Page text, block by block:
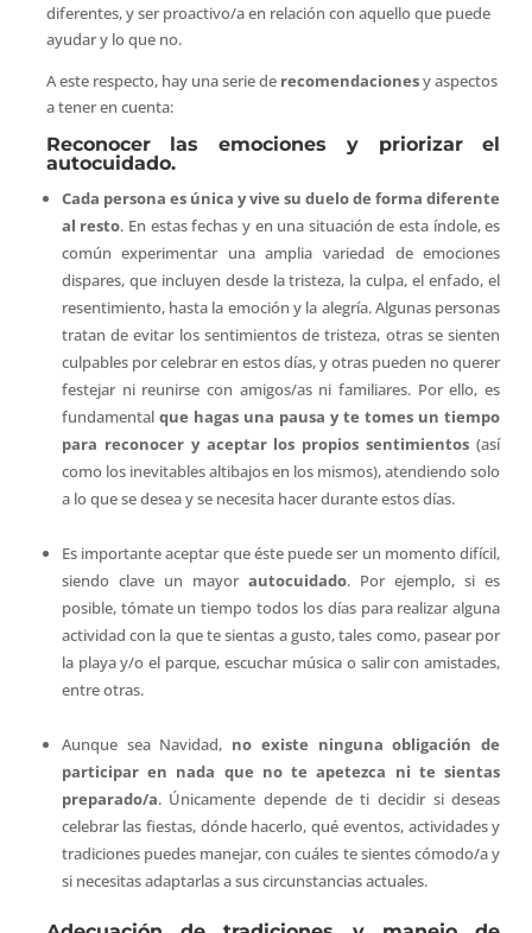
diferentes, y ser proactivo/a en relación con aquello que puede
ayudar y lo que no.
A este respecto, hay una serie de recomendacionesy aspectos
a tener en cuenta:
Reconocer las emociones y priorizar el
autocuidado.
Cada persona es única y vive su duelo de forma diferente
al resto. En estas fechas y en una situación de esta índole, es
común experimentar una amplia variedad de emociones
dispares, que incluyen desde la tristeza, la culpa, el enfado, el
resentimiento, hasta la emoción y la alegría. Algunas personas
tratan de evitar los sentimientos de tristeza, otras se sienten
culpables por celebrar en estos días, y otras pueden no querer
festejar ni reunirse con amigos/as ni familiares. Por ello, es
fundamental que hagas una pausa y te tomes un tiempo
para reconocer y aceptar los propios sentimientos (así
como los inevitables altibajos en los mismos), atendiendo solo
a lo que se desea y se necesita hacer durante estos días.
Es importante aceptar que éste puede ser un momento difícil,
siendo clave un mayor autocuidado. Por ejemplo, si es
posible, tómate un tiempo todos los días para realizar alguna
actividad con la que te sientas a gusto, tales como, pasear por
la playa y/o el parque, escuchar música o salir con amistades,
entre otras.
Aunque sea Navidad, no existe ninguna obligación de
participar en nada que no te apetezca ni te sientas
preparado/a. Únicamente depende de ti decidir si deseas
celebrar las fiestas, dónde hacerlo, qué eventos, actividades y
tradiciones puedes manejar, con cuáles te sientes cómodo/a y
si necesitas adaptarlas a sus circunstancias actuales.